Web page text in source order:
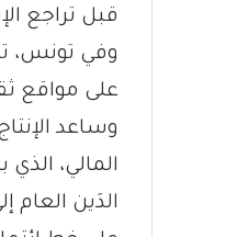
قبل تراجع
وفي تونس،
على مواقع
وساعد